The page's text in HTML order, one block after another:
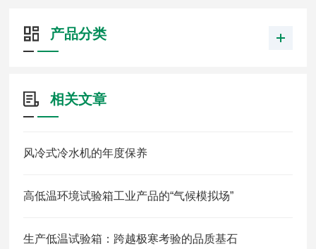
产品分类
相关文章
风冷式冷水机的年度保养
高低温环境试验箱工业产品的“气候模拟场”
生产低温试验箱：跨越极寒考验的品质基石